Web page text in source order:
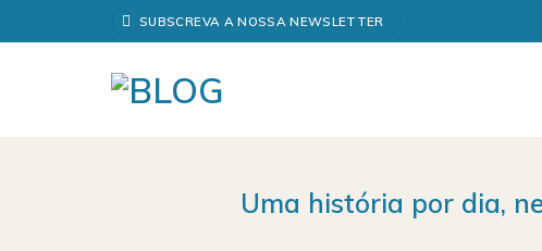
SUBSCREVA A NOSSA NEWSLETTER
Uma história por dia,